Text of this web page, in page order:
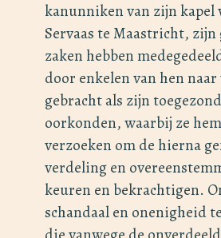
kanunniken van zijn kapel
Servaas te Maastricht,
zaken hebben
door enkelen van hen
gebracht als zijn
oorkonden, waarbij ze
verzoeken om de hierna
verdeling en
keuren en bekrachtigen.
schandaal en onenigheid